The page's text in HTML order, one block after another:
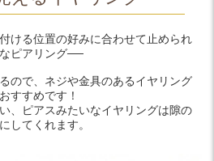
ける位置の好みに合わせて止められ
ピアリング──
ので、ネジや金具のあるイヤリング
すすめです！
、ピアスみたいなイヤリングは隙の
してくれます。